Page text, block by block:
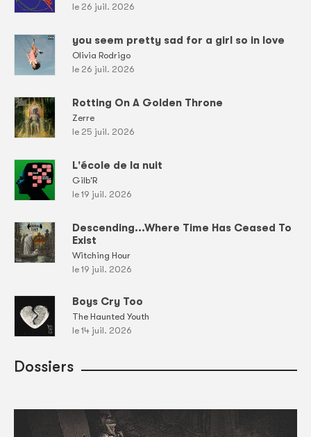
le 26 juil. 2026
you seem pretty sad for a girl so in love
Olivia Rodrigo
le 26 juil. 2026
Rotting On A Golden Throne
Zerre
le 25 juil. 2026
L'école de la nuit
Gilb'R
le 19 juil. 2026
Descending...Where Time Has Ceased To
Exist
Witching Hour
le 19 juil. 2026
Boys Cry Too
The Haunted Youth
le 14 juil. 2026
Dossiers